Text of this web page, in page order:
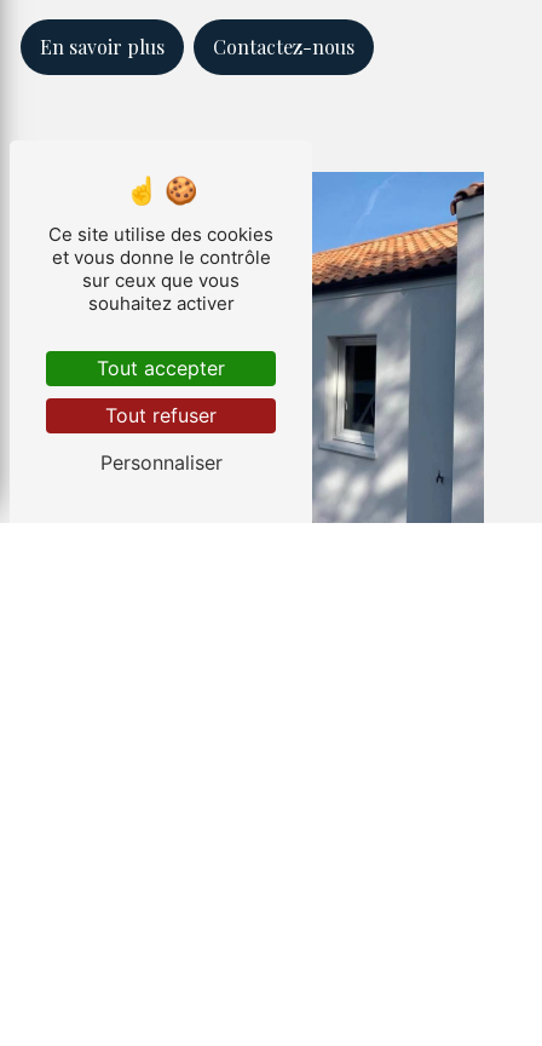
En savoir plus Contactez-nous
Ce site utilise des cookies
et vous donne le contrôle
sur ceux que vous
souhaitez activer
Tout accepter
Tout refuser
Personnaliser